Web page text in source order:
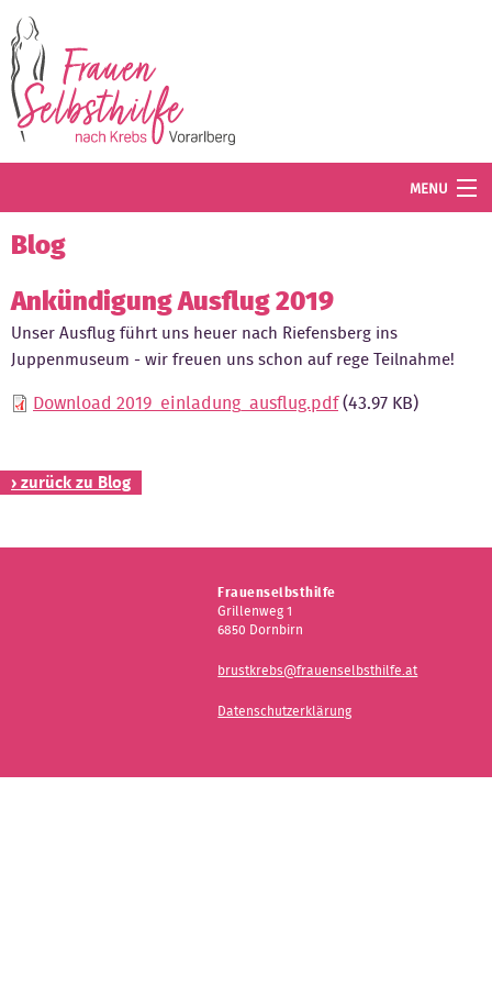
MENU
Termine
Angebot
Mitglied werden
Blog
Ankündigung Ausflug 2019
Unser Ausflug führt uns heuer nach Riefensberg ins
Juppenmuseum - wir freuen uns schon auf rege Teilnahme!
Download 2019_einladung_ausflug.pdf(43.97 KB)
› zurück zu Blog
Frauenselbsthilfe
Grillenweg 1
6850 Dornbirn
brustkrebs@frauenselbsthilfe.at
Datenschutzerklärung